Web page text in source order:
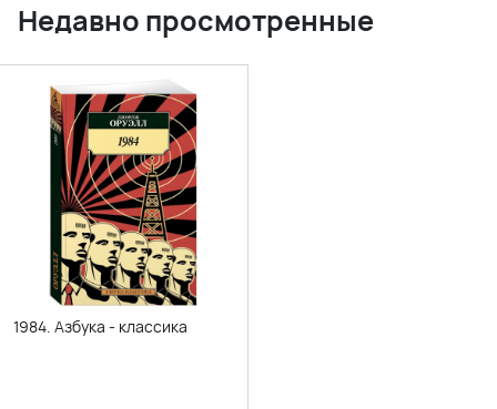
Недавно просмотренные
1984. Азбука - классика